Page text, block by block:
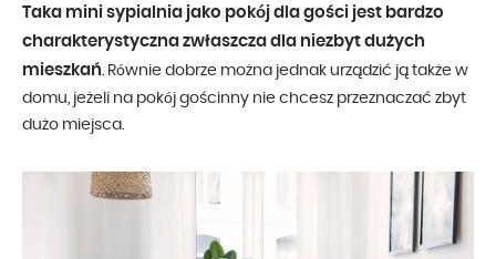
Taka mini sypialnia jako pokój dla gości jest bardzo
charakterystyczna zwłaszcza dla niezbyt dużych
mieszkań. Równie dobrze można jednak urządzić ją także w
domu, jeżeli na pokój gościnny nie chcesz przeznaczać zbyt
dużo miejsca.